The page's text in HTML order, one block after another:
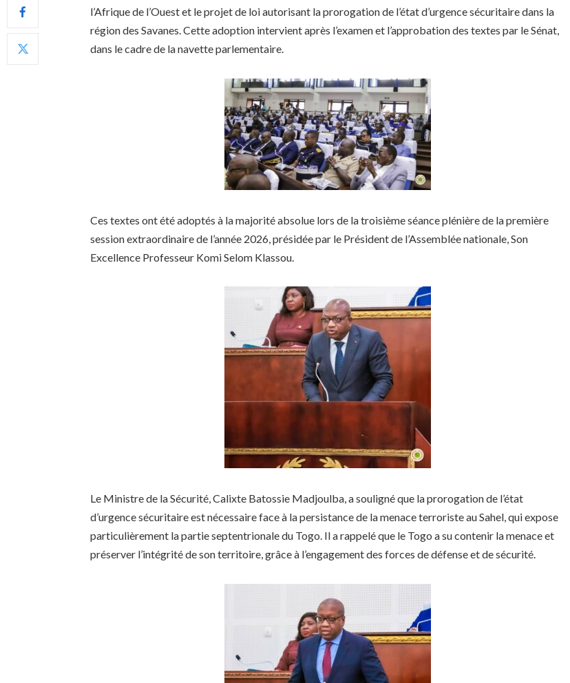
l’Afrique de l’Ouest et le projet de loi autorisant la prorogation de l’état d’urgence sécuritaire dans la
région des Savanes. Cette adoption intervient après l’examen et l’approbation des textes par le Sénat,
dans le cadre de la navette parlementaire.
Ces textes ont été adoptés à la majorité absolue lors de la troisième séance plénière de la première
session extraordinaire de l’année 2026, présidée par le Président de l’Assemblée nationale, Son
Excellence Professeur Komi Selom Klassou.
Le Ministre de la Sécurité, Calixte Batossie Madjoulba, a souligné que la prorogation de l’état
d’urgence sécuritaire est nécessaire face à la persistance de la menace terroriste au Sahel, qui expose
particulièrement la partie septentrionale du Togo. Il a rappelé que le Togo a su contenir la menace et
préserver l’intégrité de son territoire, grâce à l’engagement des forces de défense et de sécurité.